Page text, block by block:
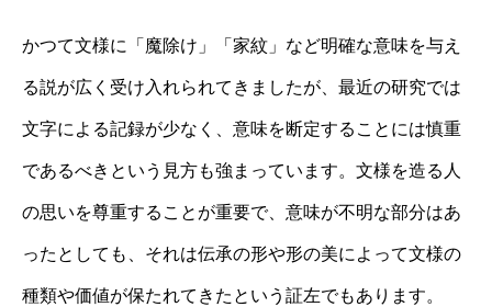
かつて文様に「魔除け」「家紋」など明確な意味を与え
る説が広く受け入れられてきましたが、最近の研究では
文字による記録が少なく、意味を断定することには慎重
であるべきという見方も強まっています。文様を造る人
の思いを尊重することが重要で、意味が不明な部分はあ
ったとしても、それは伝承の形や形の美によって文様の
種類や価値が保たれてきたという証左でもあります。